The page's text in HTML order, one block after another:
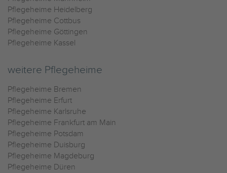
Pflegeheime Heidelberg
Pflegeheime Cottbus
Pflegeheime Göttingen
Pflegeheime Kassel
weitere Pflegeheime
Pflegeheime Bremen
Pflegeheime Erfurt
Pflegeheime Karlsruhe
Pflegeheime Frankfurt am Main
Pflegeheime Potsdam
Pflegeheime Duisburg
Pflegeheime Magdeburg
Pflegeheime Düren